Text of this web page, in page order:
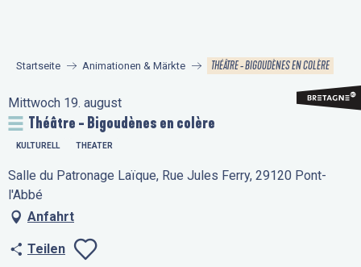
principal
Startseite Animationen & Märkte THÉÂTRE - BIGOUDÈNES EN COLÈRE
Mittwoch 19. august
Théâtre - Bigoudènes en colère
KULTURELL THEATER
Salle du Patronage Laïque, Rue Jules Ferry, 29120 Pont-
l'Abbé
Anfahrt
Teilen